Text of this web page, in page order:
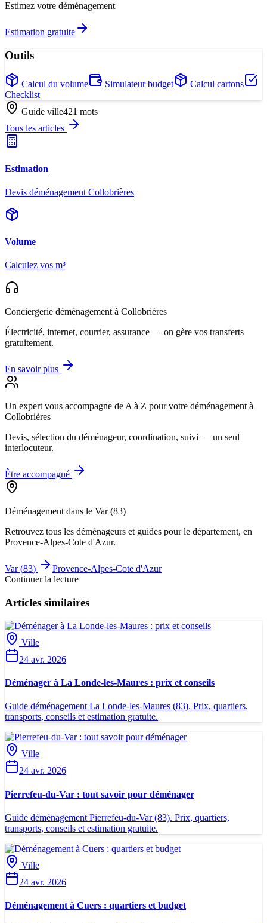
Estimez votre déménagement
Estimation gratuite
Outils
Calcul du volume Simulateur budget
Calcul cartons
Checklist
Guide ville421 mots
Tous les articles
Estimation
Devis déménagement Collobrières
Volume
Calculez vos m³
Conciergerie déménagementà Collobrières
Électricité, internet, courrier, assurance — on gère vos transferts
gratuitement.
En savoir plus
Un expert vous accompagne de A à Z pour votre déménagement à
Collobrières
Devis, sélection du déménageur, coordination, suivi — un seul
interlocuteur.
Être accompagné
Déménagement dans le Var(83)
Retrouvez tous les déménageurs et guides pour le département, en
Provence-Alpes-Cote d'Azur.
Var(83)
Provence-Alpes-Cote d'Azur
Continuer la lecture
Articles similaires
Ville
24 avr. 2026
Déménager à La Londe-les-Maures : prix et conseils
Guide déménagement La Londe-les-Maures (83). Prix, quartiers,
transports, conseils et estimation gratuite.
Ville
24 avr. 2026
Pierrefeu-du-Var : tout savoir pour déménager
Guide déménagement Pierrefeu-du-Var (83). Prix, quartiers,
transports, conseils et estimation gratuite.
Ville
24 avr. 2026
Déménagement à Cuers : quartiers et budget